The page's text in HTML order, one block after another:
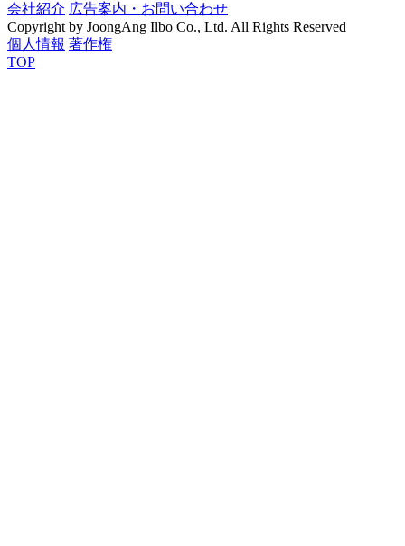
会社紹介 広告案内・お問い合わせ
Copyright by JoongAng Ilbo Co., Ltd. All Rights Reserved
個人情報 著作権
TOP